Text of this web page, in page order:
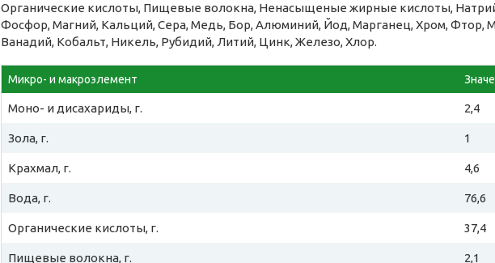
Органические кислоты, Пищевые волокна, Ненасыщеные жирные кислоты,
Фосфор, Магний, Кальций, Сера, Медь, Бор, Алюминий, Йод, Марганец, Хром, Фтор,
Ванадий, Кобальт, Никель, Рубидий, Литий, Цинк, Железо, Хлор.
Микро- и макроэлемент
Моно- и дисахариды, г. 2,4
Зола, г. 1
Крахмал, г. 4,6
Вода, г. 76,6
Органические кислоты, г. 37,4
Пищевые волокна, г. 2,1